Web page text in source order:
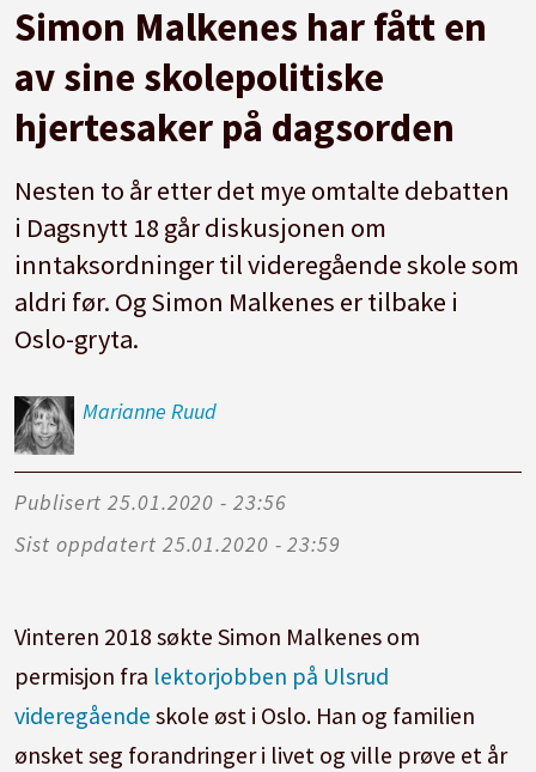
Simon Malkenes har fått en
av sine skolepolitiske
hjertesaker på dagsorden
Nesten to år etter det mye omtalte debatten
i Dagsnytt 18 går diskusjonen om
inntaksordninger til videregående skole som
aldri før. Og Simon Malkenes er tilbake i
Oslo-gryta.
Marianne Ruud
Publisert
25.01.2020 - 23:56
Sist oppdatert
25.01.2020 - 23:59
Vinteren 2018 søkte Simon Malkenes om
permisjon fra lektorjobben på Ulsrud
videregående skole øst i Oslo. Han og familien
ønsket seg forandringer i livet og ville prøve et år